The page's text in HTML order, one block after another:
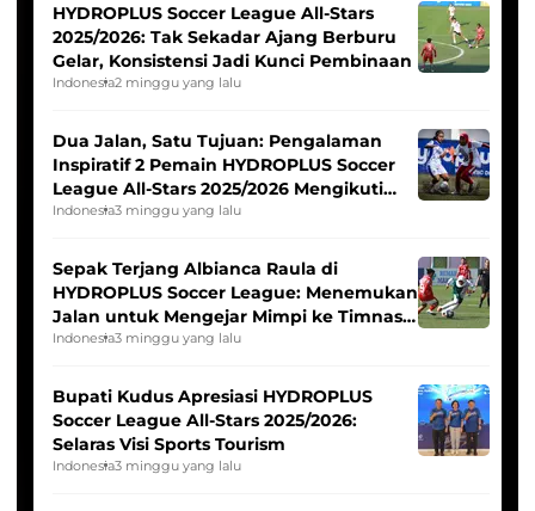
HYDROPLUS Soccer League All-Stars
2025/2026: Tak Sekadar Ajang Berburu
Gelar, Konsistensi Jadi Kunci Pembinaan
Indonesia2 minggu yang lalu
Dua Jalan, Satu Tujuan: Pengalaman
Inspiratif 2 Pemain HYDROPLUS Soccer
League All-Stars 2025/2026 Mengikuti
Seleksi Timnas Indonesia Putri
Indonesia3 minggu yang lalu
Sepak Terjang Albianca Raula di
HYDROPLUS Soccer League: Menemukan
Jalan untuk Mengejar Mimpi ke Timnas
Indonesia Putri
Indonesia3 minggu yang lalu
Bupati Kudus Apresiasi HYDROPLUS
Soccer League All-Stars 2025/2026:
Selaras Visi Sports Tourism
Indonesia3 minggu yang lalu